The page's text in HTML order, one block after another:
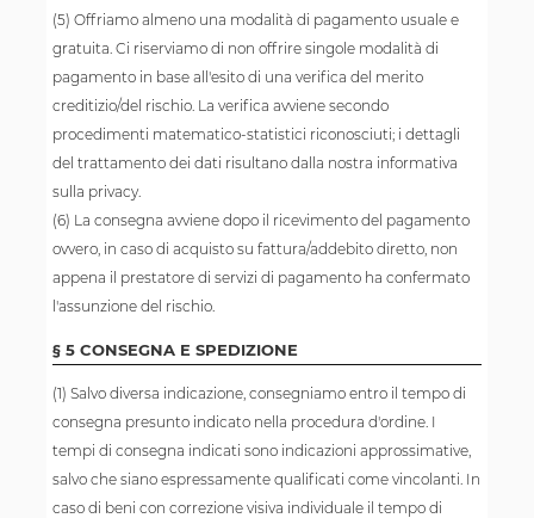
(5) Offriamo almeno una modalità di pagamento usuale e
gratuita. Ci riserviamo di non offrire singole modalità di
pagamento in base all'esito di una verifica del merito
creditizio/del rischio. La verifica avviene secondo
procedimenti matematico-statistici riconosciuti; i dettagli
del trattamento dei dati risultano dalla nostra informativa
sulla privacy.
(6) La consegna avviene dopo il ricevimento del pagamento
ovvero, in caso di acquisto su fattura/addebito diretto, non
appena il prestatore di servizi di pagamento ha confermato
l'assunzione del rischio.
§ 5 CONSEGNA E SPEDIZIONE
(1) Salvo diversa indicazione, consegniamo entro il tempo di
consegna presunto indicato nella procedura d'ordine. I
tempi di consegna indicati sono indicazioni approssimative,
salvo che siano espressamente qualificati come vincolanti. In
caso di beni con correzione visiva individuale il tempo di